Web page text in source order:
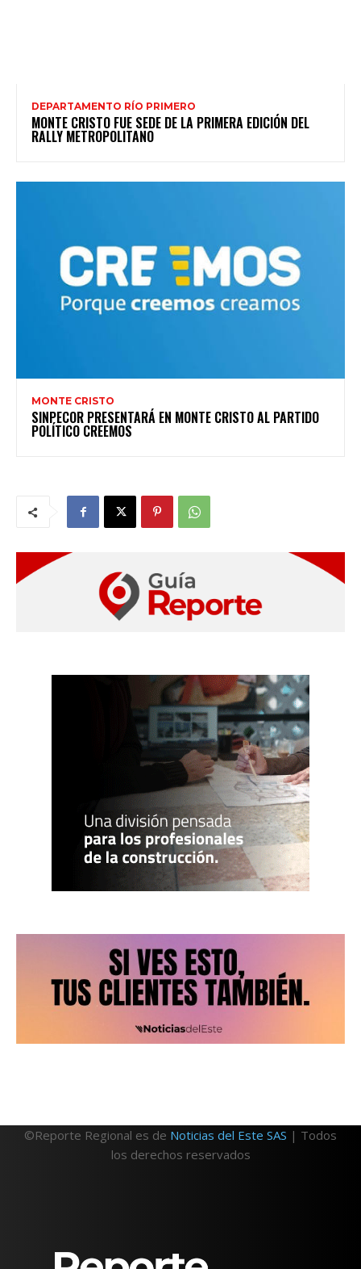
DEPARTAMENTO RÍO PRIMERO
MONTE CRISTO FUE SEDE DE LA PRIMERA EDICIÓN DEL
RALLY METROPOLITANO
MONTE CRISTO
SINPECOR PRESENTARÁ EN MONTE CRISTO AL PARTIDO
POLÍTICO CREEMOS
©Reporte Regional es de Noticias del Este SAS | Todos
los derechos reservados